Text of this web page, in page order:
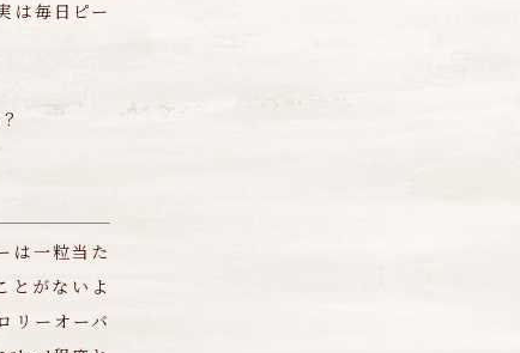
は毎日ピー
は一粒当た
とがないよ
リーオーバ